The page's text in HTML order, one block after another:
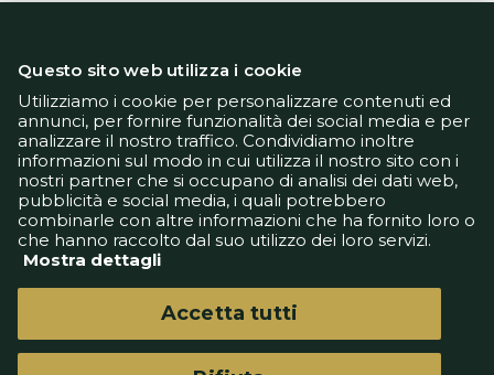
soprattutto
Informativa Privacy
Informativa Cookie
Tech App
Gestione preferenze
support@goldbetlive.it
Questo sito web utilizza i cookie
Utilizziamo i cookie per personalizzare contenuti ed
annunci, per fornire funzionalità dei social media e per
analizzare il nostro traffico. Condividiamo inoltre
informazioni sul modo in cui utilizza il nostro sito con i
nostri partner che si occupano di analisi dei dati web,
pubblicità e social media, i quali potrebbero
combinarle con altre informazioni che ha fornito loro o
che hanno raccolto dal suo utilizzo dei loro servizi.
Mostra dettagli
Accetta tutti